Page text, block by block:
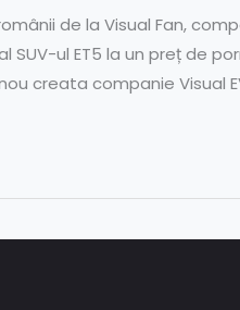
de la Visual Fan,
SUV-ul ET5 la un preț de
creata companie Visual